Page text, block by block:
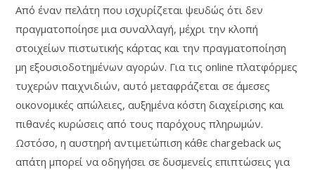
Από έναν πελάτη που ισχυρίζεται ψευδώς ότι δεν
πραγματοποίησε μια συναλλαγή, μέχρι την κλοπή
στοιχείων πιστωτικής κάρτας και την πραγματοποίηση
μη εξουσιοδοτημένων αγορών. Για τις online πλατφόρμες
τυχερών παιχνιδιών, αυτό μεταφράζεται σε άμεσες
οικονομικές απώλειες, αυξημένα κόστη διαχείρισης και
πιθανές κυρώσεις από τους παρόχους πληρωμών.
Ωστόσο, η αυστηρή αντιμετώπιση κάθε chargeback ως
απάτη μπορεί να οδηγήσει σε δυσμενείς επιπτώσεις για